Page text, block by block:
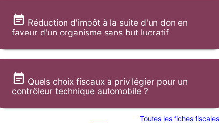
Réduction d'impôt à la suite d'un don en
faveur d'un organisme sans but lucratif
Quels choix fiscaux à privilégier pour un
contrôleur technique automobile ?
Toutes les fiches fiscales